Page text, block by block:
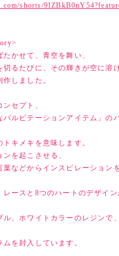
shorts/
かせて、青空を舞い、
切るたびに、その輝きが空に溶
しました。
セプト、
パルピテーションアイテム」の
トキメキを意味します。
を起こさせる、
葉などからインスピレーション
レースと8つのハートのデザイン
ル、ホワイトカラーのレジンで
を封入しています。